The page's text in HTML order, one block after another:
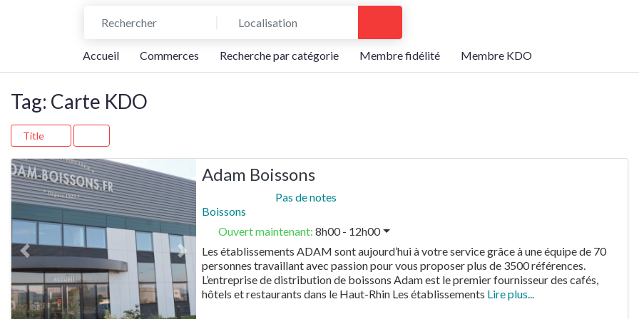
Accueil Commerces Recherche par catégorie Membre fidélité Membre KDO
Tag: Carte KDO
Title
Previous Next
Adam Boissons
Pas de notes
Boissons
Ouvert maintenant:8h00 - 12h00
Les établissements ADAM sont aujourd’hui à votre service grâce à une équipe de 70
personnes travaillant avec passion pour vous proposer plus de 3500 références.
L’entreprise de distribution de boissons Adam est le premier fournisseur des cafés,
hôtels et restaurants dans le Haut-Rhin Les établissements Lire plus...